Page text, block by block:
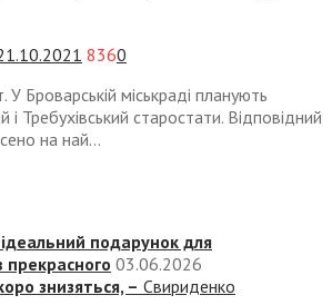
8360
Броварській міськраді планують
Требухівський старостати. Відповідний
на най...
подарунок для
прекрасного 03.06.2026
знизяться, – Свириденко